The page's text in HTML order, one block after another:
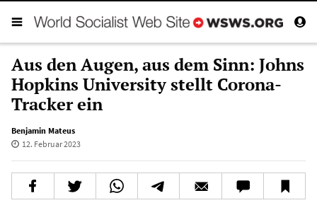
Aus den Augen, aus dem Sinn: Johns
Hopkins University stellt Corona-
Tracker ein
Benjamin Mateus
12. Februar 2023